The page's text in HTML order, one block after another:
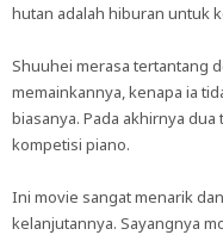
hutan adalah hiburan untuk
Shuuhei merasa tertantang
memainkannya, kenapa ia
biasanya. Pada akhirnya
kompetisi piano.
Ini movie sangat menarik
kelanjutannya. Sayangnya